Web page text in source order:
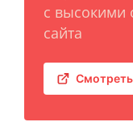
с высокими
сайта
Смотреть